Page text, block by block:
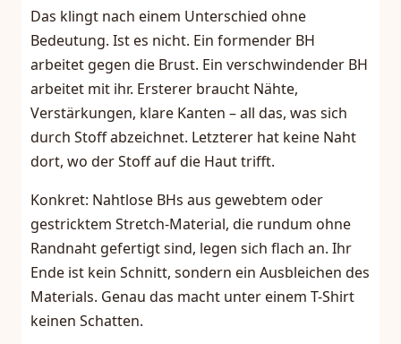
Das klingt nach einem Unterschied ohne
Bedeutung. Ist es nicht. Ein formender BH
arbeitet gegen die Brust. Ein verschwindender BH
arbeitet mit ihr. Ersterer braucht Nähte,
Verstärkungen, klare Kanten – all das, was sich
durch Stoff abzeichnet. Letzterer hat keine Naht
dort, wo der Stoff auf die Haut trifft.
Konkret: Nahtlose BHs aus gewebtem oder
gestricktem Stretch-Material, die rundum ohne
Randnaht gefertigt sind, legen sich flach an. Ihr
Ende ist kein Schnitt, sondern ein Ausbleichen des
Materials. Genau das macht unter einem T-Shirt
keinen Schatten.